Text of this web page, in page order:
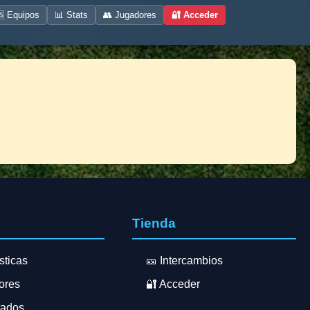
Equipos 📊 Stats 👥 Jugadores 🔐 Acceder
Tienda
🎫 Intercambios
🔐 Acceder